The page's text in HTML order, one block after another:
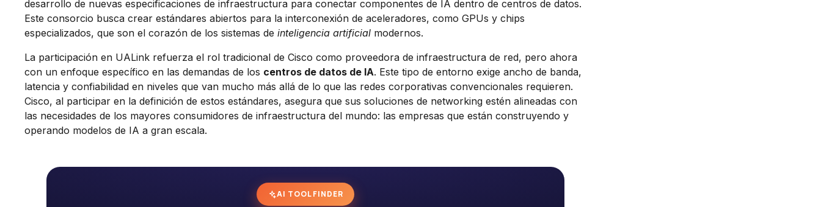
desarrollo de nuevas especificaciones de infraestructura para conectar componentes de IA dentro de centros de datos.
Este consorcio busca crear estándares abiertos para la interconexión de aceleradores, como GPUs y chips
especializados, que son el corazón de los sistemas de inteligencia artificial modernos.
La participación en UALink refuerza el rol tradicional de Cisco como proveedora de infraestructura de red, pero ahora
con un enfoque específico en las demandas de los centros de datos de IA. Este tipo de entorno exige ancho de banda,
latencia y confiabilidad en niveles que van mucho más allá de lo que las redes corporativas convencionales requieren.
Cisco, al participar en la definición de estos estándares, asegura que sus soluciones de networking estén alineadas con
las necesidades de los mayores consumidores de infraestructura del mundo: las empresas que están construyendo y
operando modelos de IA a gran escala.
AI TOOL FINDER